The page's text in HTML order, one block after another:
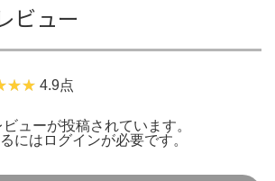
ビュー
4.9点
ューが投稿されています。
には ログインが必要です。